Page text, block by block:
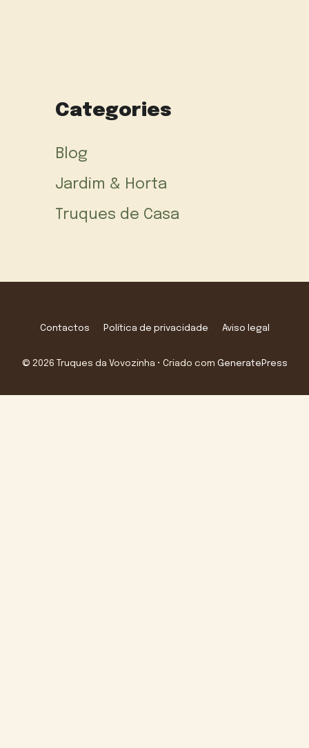
Categories
Blog
Jardim & Horta
Truques de Casa
Contactos Política de privacidade Aviso legal
© 2026 Truques da Vovozinha • Criado com GeneratePress